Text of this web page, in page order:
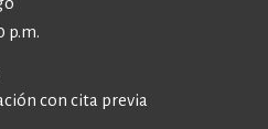
p.m.
con cita previa